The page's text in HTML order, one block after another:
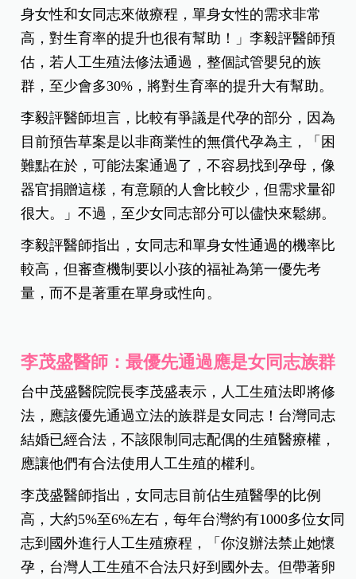
李毅評醫師：代孕部分較有爭議
新光醫院不孕症中心主任李毅評表示，目前衛福部
的人工生殖法修正草案是一個很好的發展方向，
「希望女同志和單身女性可以儘快開放！」
目前新光醫院不孕症的求診比例，男女夫妻大約八
成、女同志一成、單身女性一成，「女同志和單身
女性以凍卵為主，人非常多，每年都有上百位的單
身女性和女同志來做療程，單身女性的需求非常
高，對生育率的提升也很有幫助！」李毅評醫師預
估，若人工生殖法修法通過，整個試管嬰兒的族
群，至少會多30%，將對生育率的提升大有幫助。
李毅評醫師坦言，比較有爭議是代孕的部分，因為
器官捐贈這樣，有意願的人會比較少，但需求量卻
很大。」不過，至少女同志部分可以儘快來鬆綁。
李毅評醫師指出，女同志和單身女性通過的機率比
較高，但審查機制要以小孩的福祉為第一優先考
量，而不是著重在單身或性向。
李茂盛醫師：最優先通過應是女同志族群
台中茂盛醫院院長李茂盛表示，人工生殖法即將修